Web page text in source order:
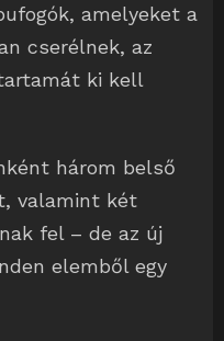
amelyeket a
cserélnek, az
ki kell
három belső
valamint két
fel – de az új
elemből egy